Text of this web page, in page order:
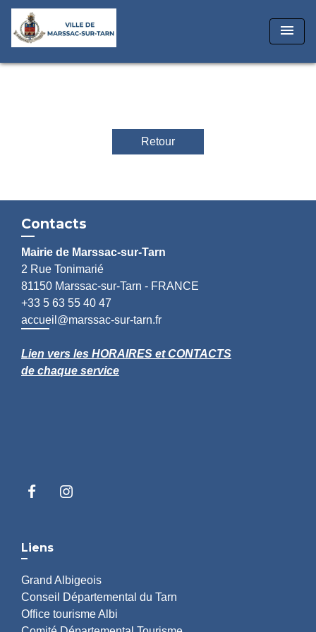
menu
Retour
Contacts
Mairie de Marssac-sur-Tarn
2 Rue Tonimarié
81150 Marssac-sur-Tarn - FRANCE
+33 5 63 55 40 47
accueil@marssac-sur-tarn.fr
Lien vers les HORAIRES et CONTACTS
de chaque service
Liens
Grand Albigeois
Conseil Départemental du Tarn
Office tourisme Albi